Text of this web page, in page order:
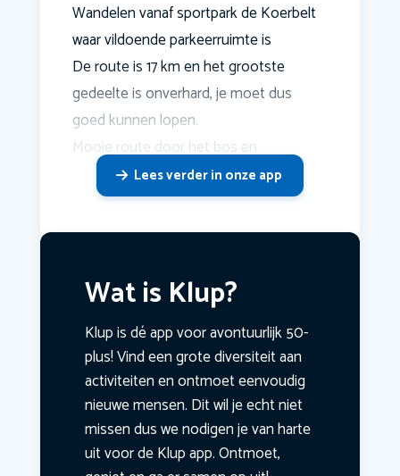
Wandelen vanaf sportpark de Koerbelt
waar vildoende parkeerruimte is
De route is 17 km en het grootste
gedeelte is onverhard, je moet dus
goed kunnen lopen.
Mooie route door het bos en
Lees verder in onze app
Wat is Klup?
Klup is dé app voor avontuurlijk 50-
plus! Vind een grote diversiteit aan
activiteiten en ontmoet eenvoudig
nieuwe mensen. Dit wil je echt niet
missen dus we nodigen je van harte
uit voor de Klup app. Ontmoet,